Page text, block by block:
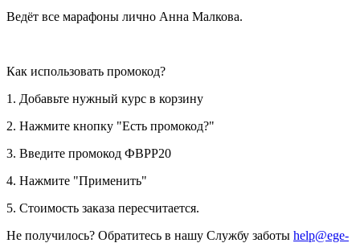
Ведёт все марафоны лично Анна Малкова.
Как использовать промокод?
1. Добавьте нужный курс в корзину
2. Нажмите кнопку "Есть промокод?"
3. Введите промокод ФВРР20
4. Нажмите "Применить"
5. Стоимость заказа пересчитается.
Не получилось? Обратитесь в нашу Службу заботы help@ege-